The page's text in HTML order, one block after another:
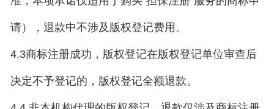
请），退款中不涉及版权登记费用。
4.3商标注册成功，版权登记在版权登记单位审查后
决定不予登记的，版权登记全额退款。